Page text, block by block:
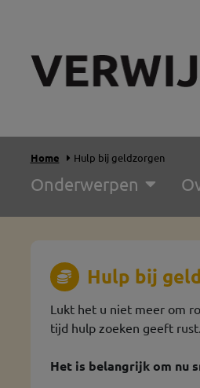
Home Hulp bij geldzorgen
Onderwerpen
Hulp bij
Lukt het u niet meer om
tijd hulp zoeken geeft rust.
Het is belangrijk om nu